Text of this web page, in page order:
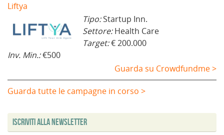
Liftya
Tipo:Startup Inn.
Settore:Health Care
Target:€ 200.000
Inv. Min.:€500
Guarda su Crowdfundme >
Guarda tutte le campagne in corso >
Iscriviti alla Newsletter